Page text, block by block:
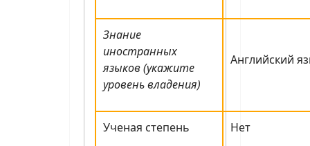
Знание
иностранных
языков (укажите
уровень владения)
Английский
Ученая степень Нет